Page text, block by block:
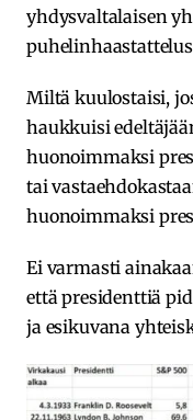
yhdysvaltalaisen
Miltä kuulostaisi,
haukkuisi
huonoimmaksi
tai
huonoimmaksi
Ei varmasti
että presidenttiä
ja esikuvana